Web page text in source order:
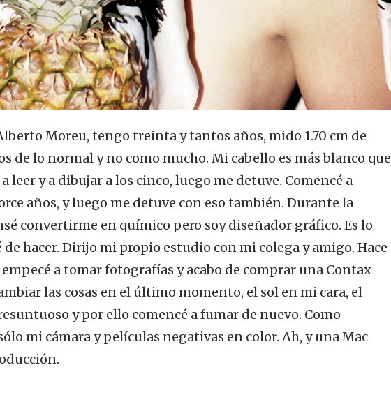
Moreu, tengo treinta y tantos años, mido 1.70 cm de
de lo normal y no como mucho. Mi cabello es más blanco que
leer y a dibujar a los cinco, luego me detuve. Comencé a
años, y luego me detuve con eso también. Durante la
convertirme en químico pero soy diseñador gráfico. Es lo
de hacer. Dirijo mi propio estudio con mi colega y amigo. Hace
a tomar fotografías y acabo de comprar una Contax
las cosas en el último momento, el sol en mi cara, el
y por ello comencé a fumar de nuevo. Como
mi cámara y películas negativas en color. Ah, y una Mac